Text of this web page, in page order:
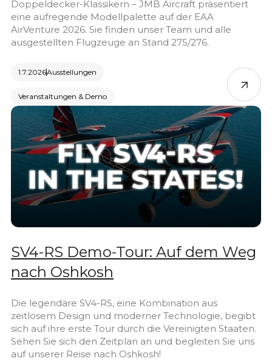
Doppeldecker-Klassikern – JMB Aircraft präsentiert
eine aufregende Modellpalette auf der EAA
AirVenture 2026. Sie finden unser Team und alle
ausgestellten Flugzeuge an Stand 275/276.
1.7.2026Ausstellungen
Veranstaltungen & Demo
SV4-RS Demo-Tour: Auf dem Weg
nach Oshkosh
Die legendäre SV4-RS, eine Kombination aus
zeitlosem Design und moderner Technologie, begibt
sich auf ihre erste Tour durch die Vereinigten Staaten.
Sehen Sie sich den Zeitplan an und begleiten Sie uns
auf unserer Reise nach Oshkosh!